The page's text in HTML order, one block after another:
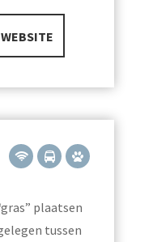
plaatsen
tussen